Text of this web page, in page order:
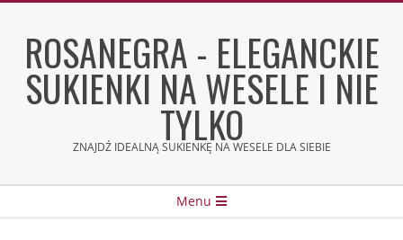
contentROSANEGRA - ELEGANCKIE
SUKIENKI NA WESELE I NIE
TYLKO
ZNAJDŹ IDEALNĄ SUKIENKĘ NA WESELE DLA SIEBIE
Menu